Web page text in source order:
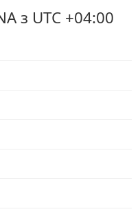
з UTC +04:00